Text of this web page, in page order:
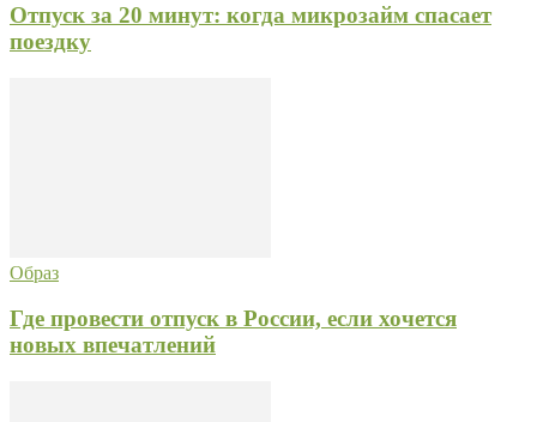
Отпуск за 20 минут: когда микрозайм спасает
поездку
Образ
Где провести отпуск в России, если хочется
новых впечатлений